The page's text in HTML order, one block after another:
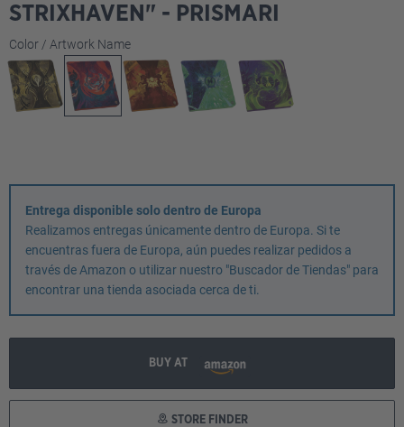
STRIXHAVEN" - PRISMARI
Seleccione
Color / Artwork Name
Entrega disponible solo dentro de Europa
Realizamos entregas únicamente dentro de Europa. Si te
encuentras fuera de Europa, aún puedes realizar pedidos a
través de Amazon o utilizar nuestro "Buscador de Tiendas" para
encontrar una tienda asociada cerca de ti.
BUY AT
STORE FINDER